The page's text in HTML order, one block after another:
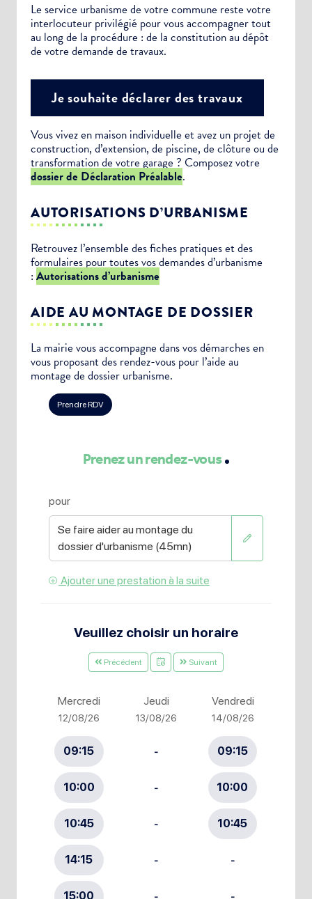
Le service urbanisme de votre commune reste votre
interlocuteur privilégié pour vous accompagner tout
au long de la procédure : de la constitution au dépôt
de votre demande de travaux.
Je souhaite déclarer des travaux
Vous vivez en maison individuelle et avez un projet de
construction, d’extension, de piscine, de clôture ou de
transformation de votre garage ? Composez votre
dossier de Déclaration Préalable.
AUTORISATIONS D’URBANISME
Retrouvez l’ensemble des fiches pratiques et des
formulaires pour toutes vos demandes d’urbanisme
: Autorisations d’urbanisme
AIDE AU MONTAGE DE DOSSIER
La mairie vous accompagne dans vos démarches en
vous proposant des rendez-vous pour l’aide au
montage de dossier urbanisme.